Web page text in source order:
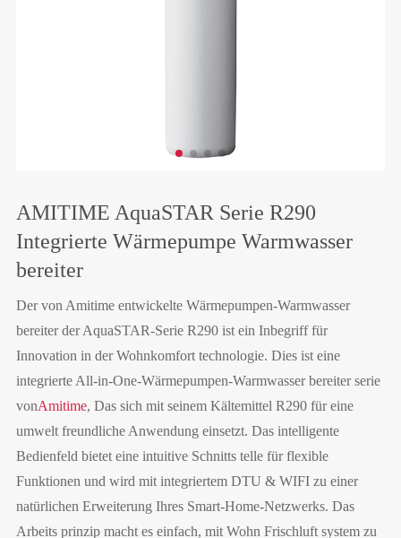
AMITIME AquaSTAR Serie R290
Integrierte Wärmepumpe Warmwasser
bereiter
Der von Amitime entwickelte Wärmepumpen-Warmwasser
bereiter der AquaSTAR-Serie R290 ist ein Inbegriff für
Innovation in der Wohnkomfort technologie. Dies ist eine
integrierte All-in-One-Wärmepumpen-Warmwasser bereiter serie
vonAmitime, Das sich mit seinem Kältemittel R290 für eine
umwelt freundliche Anwendung einsetzt. Das intelligente
Bedienfeld bietet eine intuitive Schnitts telle für flexible
Funktionen und wird mit integriertem DTU & WIFI zu einer
natürlichen Erweiterung Ihres Smart-Home-Netzwerks. Das
Arbeits prinzip macht es einfach, mit Wohn Frischluft system zu